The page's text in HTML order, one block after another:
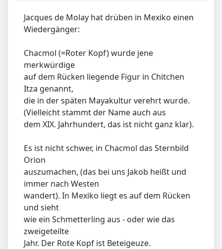
Jacques de Molay hat drüben in Mexiko einen
Wiedergänger:
Chacmol (=Roter Kopf) wurde jene
merkwürdige
auf dem Rücken liegende Figur in Chitchen
Itza genannt,
die in der späten Mayakultur verehrt wurde.
(Vielleicht stammt der Name auch aus
dem XIX. Jahrhundert, das ist nicht ganz klar).
Es ist nicht schwer, in Chacmol das Sternbild
Orion
auszumachen, (das bei uns Jakob heißt und
immer nach Westen
wandert). In Mexiko liegt es auf dem Rücken
und sieht
wie ein Schmetterling aus - oder wie das
zweigeteilte
Jahr. Der Rote Kopf ist Beteigeuze.